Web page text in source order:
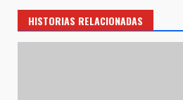
HISTORIAS RELACIONADAS